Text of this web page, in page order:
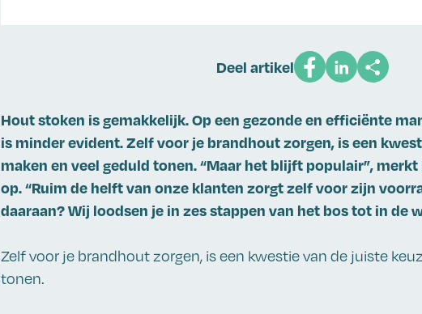
Deel artikel
Hout stoken is gemakkelijk. Op een gezonde en efficiënte
is minder evident. Zelf voor je brandhout zorgen, is een
maken en veel geduld tonen. “Maar het blijft populair”,
op. “Ruim de helft van onze klanten zorgt zelf voor zijn
daaraan? Wij loodsen je in zes stappen van het bos tot in de
Zelf voor je brandhout zorgen, is een kwestie van de juiste
tonen.